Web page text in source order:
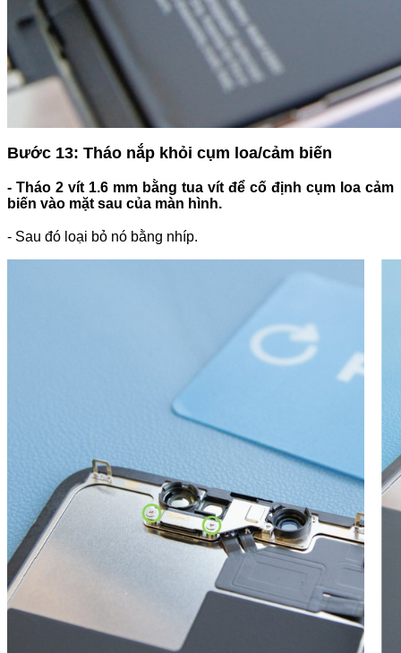
Bước 13: Tháo nắp khỏi cụm loa/cảm biến
- Tháo 2 vít 1.6 mm bằng tua vít để cố định cụm loa cảm
biến vào mặt sau của màn hình.
- Sau đó loại bỏ nó bằng nhíp.